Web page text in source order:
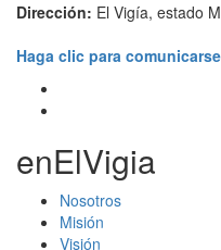
Dirección: El Vigía, estado
Haga clic para
enElVigia
Nosotros
Misión
Visión